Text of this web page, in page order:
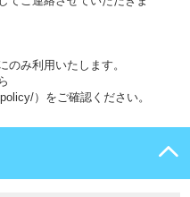
み利用いたします。
）をご確認ください。